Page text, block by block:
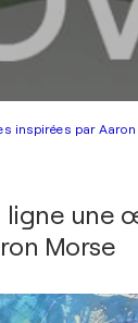
inspirées par Aaron
ligne une
Morse